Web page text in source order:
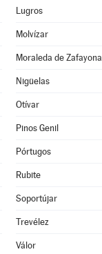
Lugros
Molvízar
Moraleda de Zafayona
Nigüelas
Otívar
Pinos Genil
Pórtugos
Rubite
Soportújar
Trevélez
Válor